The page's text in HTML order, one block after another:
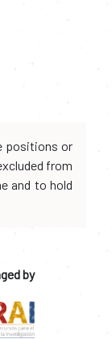
positions or
from
and to hold
by